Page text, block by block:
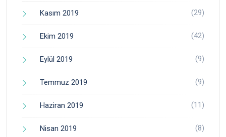
Kasım 2019 (29)
Ekim 2019 (42)
Eylül 2019 (9)
Temmuz 2019 (9)
Haziran 2019 (11)
Nisan 2019 (8)